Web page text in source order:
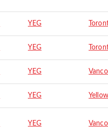
YEG
YEG
YEG
YEG
YEG